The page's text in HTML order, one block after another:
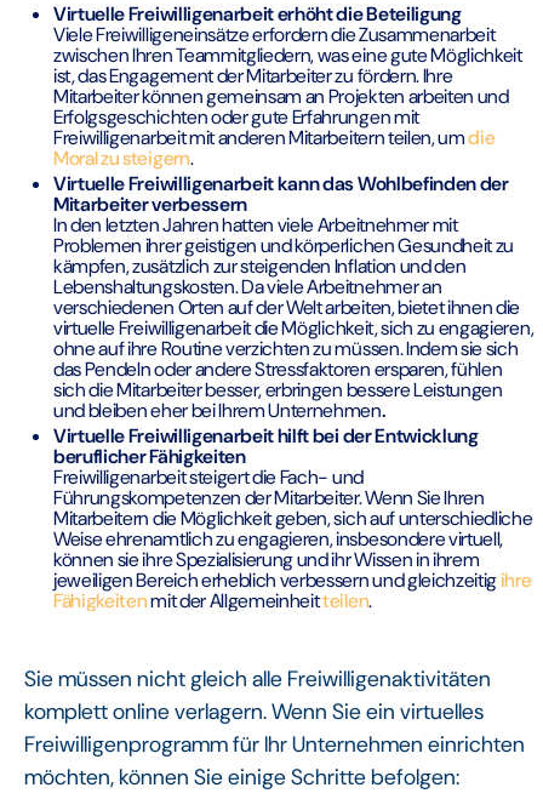
Virtuelle Freiwilligenarbeit erhöht die Beteiligung
Viele Freiwilligeneinsätze erfordern die Zusammenarbeit
zwischen Ihren Teammitgliedern, was eine gute Möglichkeit
ist, das Engagement der Mitarbeiter zu fördern. Ihre
Mitarbeiter können gemeinsam an Projekten arbeiten und
Erfolgsgeschichten oder gute Erfahrungen mit
Freiwilligenarbeit mit anderen Mitarbeitern teilen, umdie
Moral zu steigern.
Virtuelle Freiwilligenarbeit kann das Wohlbefinden der
Mitarbeiter verbessern
In den letzten Jahren hatten viele Arbeitnehmer mit
Problemen ihrer geistigen und körperlichen Gesundheit zu
kämpfen, zusätzlich zur steigenden Inflation und den
Lebenshaltungskosten. Da viele Arbeitnehmer an
verschiedenen Orten auf der Welt arbeiten, bietet ihnen die
virtuelle Freiwilligenarbeit die Möglichkeit, sich zu engagieren,
ohne auf ihre Routine verzichten zu müssen. Indem sie sich
das Pendeln oder andere Stressfaktoren ersparen, fühlen
sich die Mitarbeiter besser, erbringen bessere Leistungen
und bleiben eher bei Ihrem Unternehmen.‍
Virtuelle Freiwilligenarbeit hilft bei der Entwicklung
beruflicher Fähigkeiten
Freiwilligenarbeit steigert die Fach- und
Führungskompetenzen der Mitarbeiter. Wenn Sie Ihren
Mitarbeitern die Möglichkeit geben, sich auf unterschiedliche
Weise ehrenamtlich zu engagieren, insbesondere virtuell,
können sie ihre Spezialisierung und ihr Wissen in ihrem
jeweiligen Bereich erheblich verbessern und gleichzeitigihre
Fähigkeitenmit der Allgemeinheitteilen.
Sie müssen nicht gleich alle Freiwilligenaktivitäten
komplett online verlagern. Wenn Sie ein virtuelles
Freiwilligenprogramm für Ihr Unternehmen einrichten
möchten, können Sie einige Schritte befolgen: